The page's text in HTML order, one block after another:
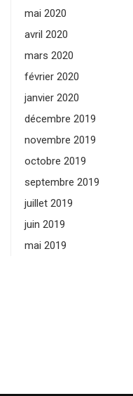
mai 2020
avril 2020
mars 2020
février 2020
janvier 2020
décembre 2019
novembre 2019
octobre 2019
septembre 2019
juillet 2019
juin 2019
mai 2019